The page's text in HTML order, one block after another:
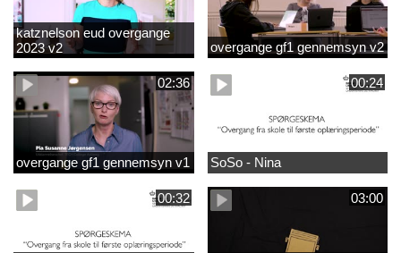
katznelson eud overgange
2023 v2
overgange gf1 gennemsyn v2
02:36
overgange gf1 gennemsyn v1
00:24
SoSo - Nina
00:32 03:00